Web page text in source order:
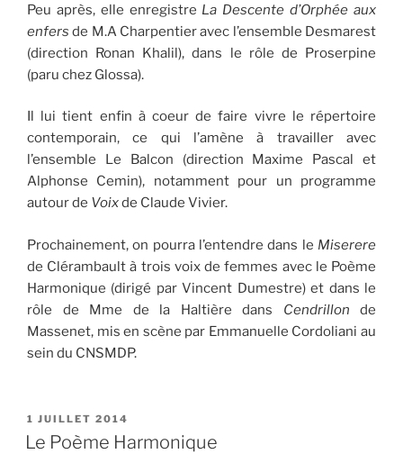
Peu après, elle enregistre La Descente d’Orphée aux
enfers de M.A Charpentier avec l’ensemble Desmarest
(direction Ronan Khalil), dans le rôle de Proserpine
(paru chez Glossa).
Il lui tient enfin à coeur de faire vivre le répertoire
contemporain, ce qui l’amène à travailler avec
l’ensemble Le Balcon (direction Maxime Pascal et
Alphonse Cemin), notamment pour un programme
autour de Voixde Claude Vivier.
Prochainement, on pourra l’entendre dans le Miserere
de Clérambault à trois voix de femmes avec le Poème
Harmonique (dirigé par Vincent Dumestre) et dans le
rôle de Mme de la Haltière dans Cendrillon de
Massenet, mis en scène par Emmanuelle Cordoliani au
sein du CNSMDP.
PUBLIÉ
LE
1 JUILLET 2014
Le Poème Harmonique